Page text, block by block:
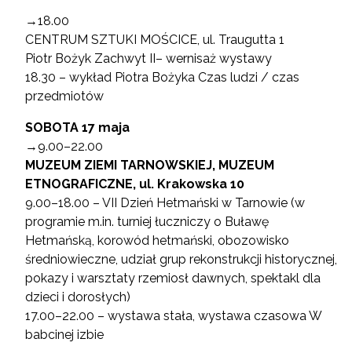
→18.00
CENTRUM SZTUKI MOŚCICE, ul. Traugutta 1
Piotr Bożyk Zachwyt II– wernisaż wystawy
18.30 – wykład Piotra Bożyka Czas ludzi / czas
przedmiotów
SOBOTA 17 maja
→9.00–22.00
MUZEUM ZIEMI TARNOWSKIEJ, MUZEUM
ETNOGRAFICZNE, ul. Krakowska 10
9.00–18.00 – VII Dzień Hetmański w Tarnowie (w
programie m.in. turniej łuczniczy o Buławę
Hetmańską, korowód hetmański, obozowisko
średniowieczne, udział grup rekonstrukcji historycznej,
pokazy i warsztaty rzemiosł dawnych, spektakl dla
dzieci i dorosłych)
17.00–22.00 – wystawa stała, wystawa czasowa W
babcinej izbie